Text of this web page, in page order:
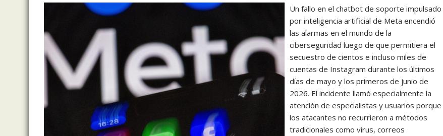
Un fallo en el chatbot de soporte impulsado
por inteligencia artificial de Meta encendió
las alarmas en el mundo de la
ciberseguridad luego de que permitiera el
secuestro de cientos e incluso miles de
cuentas de Instagram durante los últimos
días de mayo y los primeros de junio de
2026. El incidente llamó especialmente la
atención de especialistas y usuarios porque
los atacantes no recurrieron a métodos
tradicionales como virus, correos